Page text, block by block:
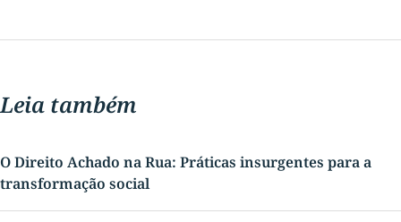
Leia também
O Direito Achado na Rua: Práticas insurgentes para a
transformação social